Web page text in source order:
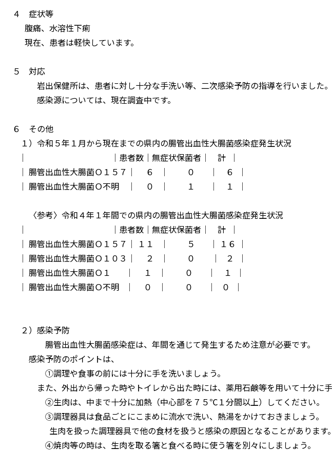
４ 症状等
腹痛、水溶性下痢
現在、患者は軽快しています。
５ 対応
岩出保健所は、患者に対し十分な手洗い等、二次感染予防の指導を行いました。
感染源については、現在調査中です。
６ その他
１）令和５年１月から現在までの県内の腸管出血性大腸菌感染症発生状況
│ │患者数│無症状保菌者│ 計 │
│ 腸管出血性大腸菌Ｏ１５７│ ６ │ ０ │ ６ │
│ 腸管出血性大腸菌Ｏ不明 │ ０ │ １ │ １ │
〈参考〉令和４年１年間での県内の腸管出血性大腸菌感染症発生状況
│ │患者数│無症状保菌者│ 計 │
│ 腸管出血性大腸菌Ｏ１５７│ １１ │ ５ │ １６ │
│ 腸管出血性大腸菌Ｏ１０３│ ２ │ ０ │ ２ │
│ 腸管出血性大腸菌Ｏ１ │ １ │ ０ │ １ │
│ 腸管出血性大腸菌Ｏ不明 │ ０ │ ０ │ ０ │
２）感染予防
腸管出血性大腸菌感染症は、年間を通じて発生するため注意が必要です
感染予防のポイントは、
①調理や食事の前には十分に手を洗いましょう。
また、外出から帰った時やトイレから出た時には、薬用石鹸等を用いて十分に手
②生肉は、中まで十分に加熱（中心部を７５℃１分間以上）してください。
③調理器具は食品ごとにこまめに流水で洗い、熱湯をかけておきましょう。
生肉を扱った調理器具で他の食材を扱うと感染の原因となることがあります。
④焼肉等の時は、生肉を取る箸と食べる時に使う箸を別々にしましょう。